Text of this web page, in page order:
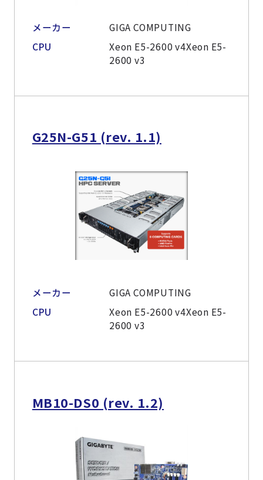
メーカー
GIGA COMPUTING
CPU
Xeon E5-2600 v4Xeon E5-
2600 v3
G25N-G51 (rev. 1.1)
メーカー
GIGA COMPUTING
CPU
Xeon E5-2600 v4Xeon E5-
2600 v3
MB10-DS0 (rev. 1.2)